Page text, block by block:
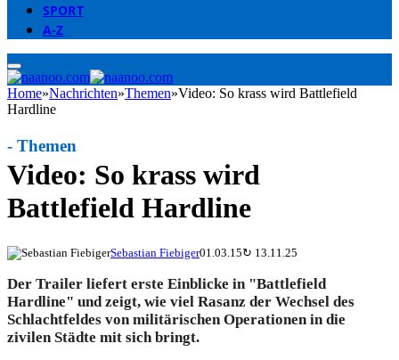
SPORT
A-Z
Home»Nachrichten»Themen»Video: So krass wird Battlefield
Hardline
Video: So krass wird
Battlefield Hardline
- Themen
Sebastian Fiebiger01.03.15↻ 13.11.25
Der Trailer liefert erste Einblicke in "Battlefield
Hardline" und zeigt, wie viel Rasanz der Wechsel des
Schlachtfeldes von militärischen Operationen in die
zivilen Städte mit sich bringt.